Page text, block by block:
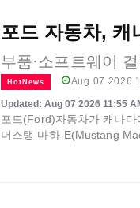
포드 자동차, 캐
부품·소프트웨어
HotNews Aug 07 2026
Updated: Aug 07 2026 11:55
포드(Ford)자동차가 캐나
머스탱 마하-E(Mustang